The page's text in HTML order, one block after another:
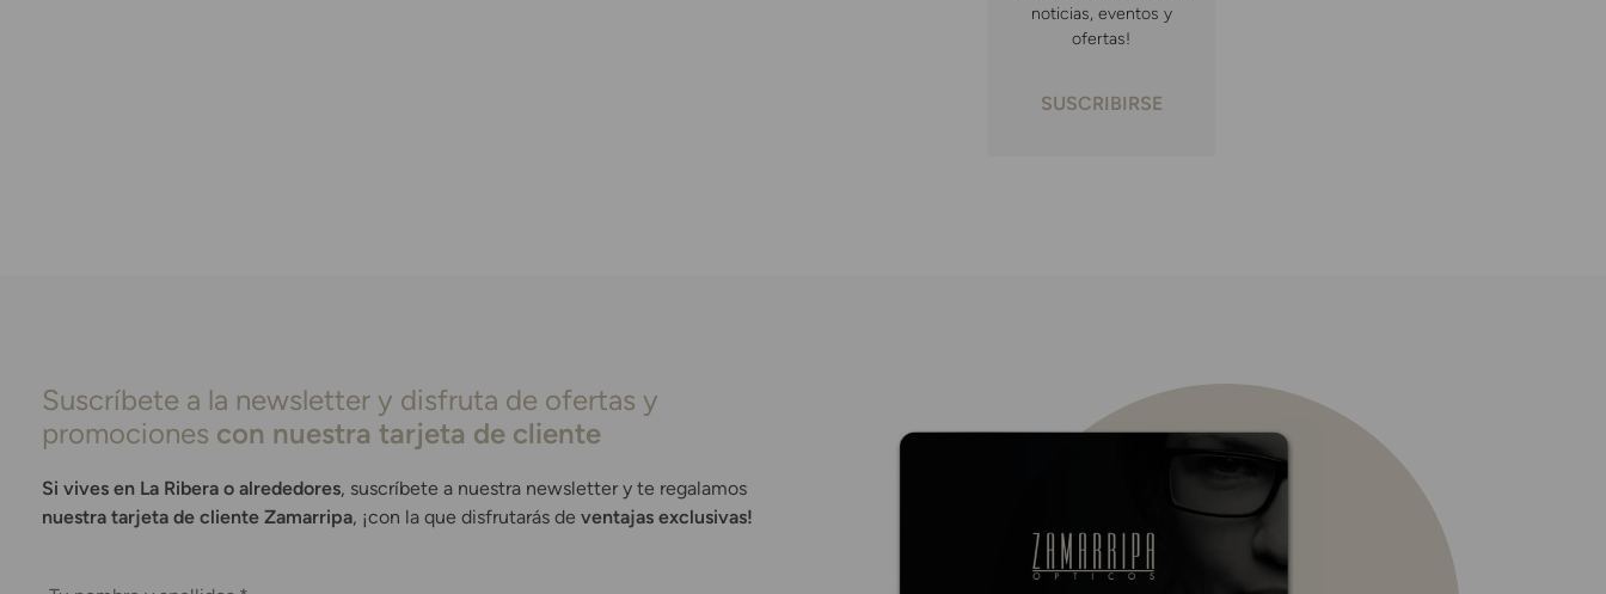
noticias, eventos y
ofertas!
SUSCRIBIRSE
Suscríbete a la newsletter y disfruta de ofertas y
promociones con nuestra tarjeta de cliente
Si vives en La Ribera o alrededores, suscríbete a nuestra newsletter y te regalamos
nuestra tarjeta de cliente Zamarripa, ¡con la que disfrutarás de ventajas exclusivas!